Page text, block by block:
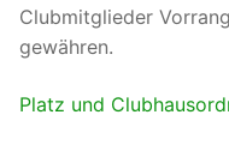
Clubmitglieder
gewähren.
Platz und